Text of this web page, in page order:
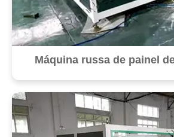
Máquina russa de painel